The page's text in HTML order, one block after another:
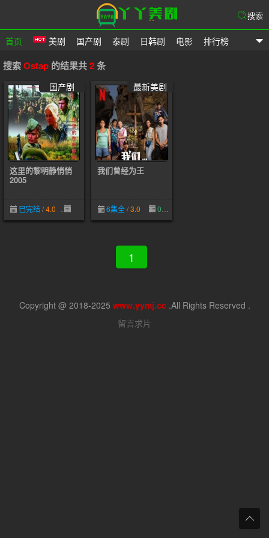
首页 美剧 国产剧 泰剧 日韩剧 电影 排行榜
搜索
搜索Ostap 的结果共2条
国产剧
这里的黎明静悄悄
2005
已完结/4.0
最新美剧
我们曾经为王
6集全/3.0 09-30
1
Copyright @ 2018-2025 www.yymj.cc.All Rights Reserved .
留言求片